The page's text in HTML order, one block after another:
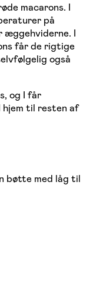
macarons. I
på
æggehviderne. I
får de rigtige
også
og I får
hjem til resten af
bøtte med låg til